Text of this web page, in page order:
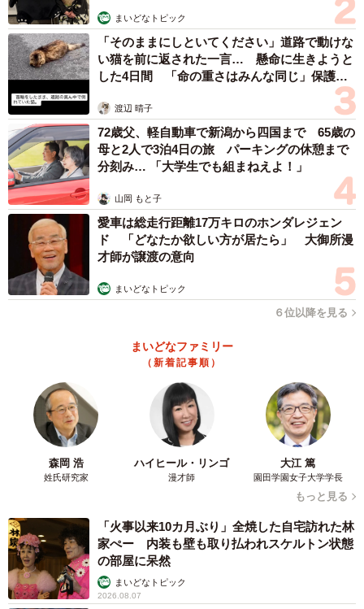
まいどなトピック
「そのままにしといてください」道路で動けな
い猫を前に返された一言… 懸命に生きようと
した4日間 「命の重さはみんな同じ」保護団
渡辺 晴子
72歳父、軽自動車で新潟から四国まで 65歳の
母と2人で3泊4日の旅 パーキングの休憩まで
分刻み… 「大学生でも組まねえよ！」
山岡 もと子
愛車は総走行距離17万キロのホンダレジェン
ド 「どなたか欲しい方が居たら」 大御所漫
才師が譲渡の意向
まいどなトピック
６位以降を見る
まいどなファミリー
（新着記事順）
森岡 浩
姓氏研究家
ハイヒール・リンゴ
漫才師
大江 篤
園田学園女子大学学長
もっと見る
「火事以来10カ月ぶり」全焼した自宅訪れた林
家ぺー 内装も壁も取り払われスケルトン状態
の部屋に呆然
まいどなトピック
2026.08.07